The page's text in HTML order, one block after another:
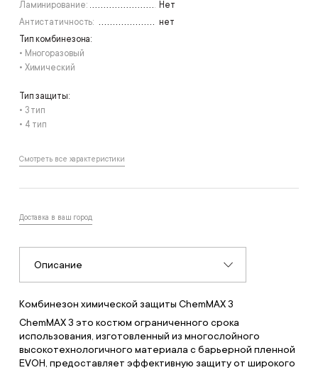
Ламинирование:
Нет
Антистатичность:
нет
Тип комбинезона:
• Многоразовый
• Химический
Тип защиты:
• 3 тип
• 4 тип
Смотреть все характеристики
Доставка в ваш город
Описание
Комбинезон химической защиты ChemMAX 3
ChemMAX 3 это костюм ограниченного срока
использования, изготовленный из многослойного
высокотехнологичного материала с барьерной пленной
EVOH, предоставляет эффективную защиту от широкого